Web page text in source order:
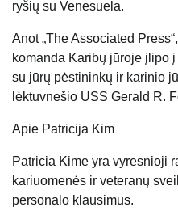
ryšių su Venesuela.
Anot „The Associated
komanda Karibų jūroje įlipo
su jūrų pėstininkų ir karinio
lėktuvnešio USS Gerald R.
Apie Patricija Kim
Patricia Kime yra vyresnioji
kariuomenės ir veteranų
personalo klausimus.